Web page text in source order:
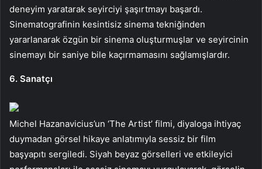
deneyim yaratarak seyirciyi şaşırtmayı başardı.
Sinematografinin kesintisiz sinema tekniğinden
yararlanarak özgün bir sinema oluşturmuşlar ve seyircinin
sinemayı bir saniye bile kaçırmamasını sağlamışlardır.
6. Sanatçı
Michel Hazanavicius’un ‘The Artist’ filmi, diyaloga ihtiyaç
duymadan görsel hikaye anlatımıyla sessiz bir film
başyapıtı sergiledi. Siyah beyaz görselleri ve etkileyici